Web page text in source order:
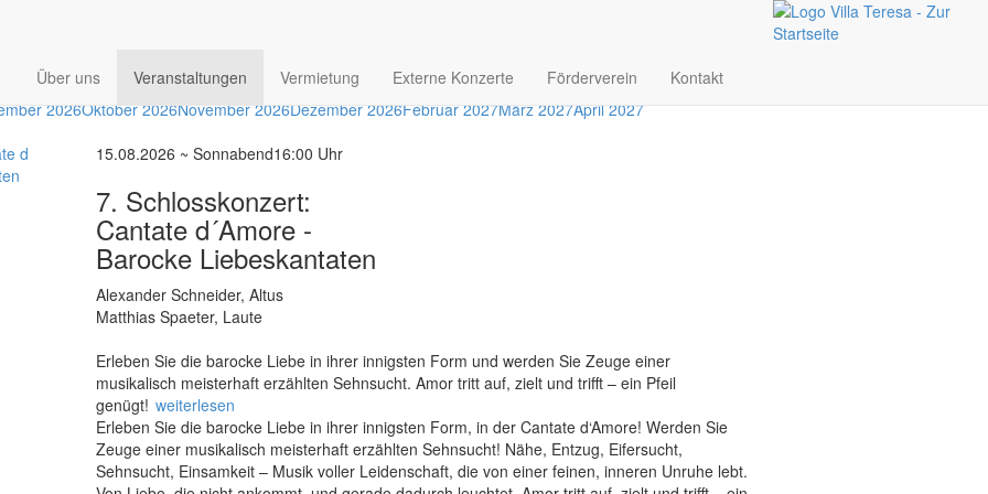
Über uns Veranstaltungen Vermietung Externe Konzerte Förderverein Kontakt
2026Oktober 2026November 2026Dezember 2026Februar 2027März 2027April 2027
15.08.2026 ~ Sonnabend16:00 Uhr
7. Schlosskonzert:
Cantate d´Amore -
Barocke Liebeskantaten
Alexander Schneider, Altus
Matthias Spaeter, Laute
Erleben Sie die barocke Liebe in ihrer innigsten Form und werden Sie Zeuge einer
musikalisch meisterhaft erzählten Sehnsucht. Amor tritt auf, zielt und trifft – ein Pfeil
genügt! weiterlesen
Erleben Sie die barocke Liebe in ihrer innigsten Form, in der Cantate d‘Amore! Werden Sie
Zeuge einer musikalisch meisterhaft erzählten Sehnsucht! Nähe, Entzug, Eifersucht,
Sehnsucht, Einsamkeit – Musik voller Leidenschaft, die von einer feinen, inneren Unruhe lebt.